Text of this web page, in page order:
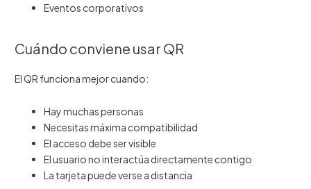
Eventos corporativos
Cuándo conviene usar QR
El QR funciona mejor cuando:
Hay muchas personas
Necesitas máxima compatibilidad
El acceso debe ser visible
El usuario no interactúa directamente contigo
La tarjeta puede verse a distancia